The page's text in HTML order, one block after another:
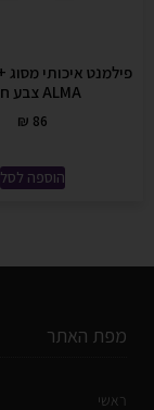
ALMA צבע חום
₪ 86
הוספה לסל
מפת האתר
ראשי